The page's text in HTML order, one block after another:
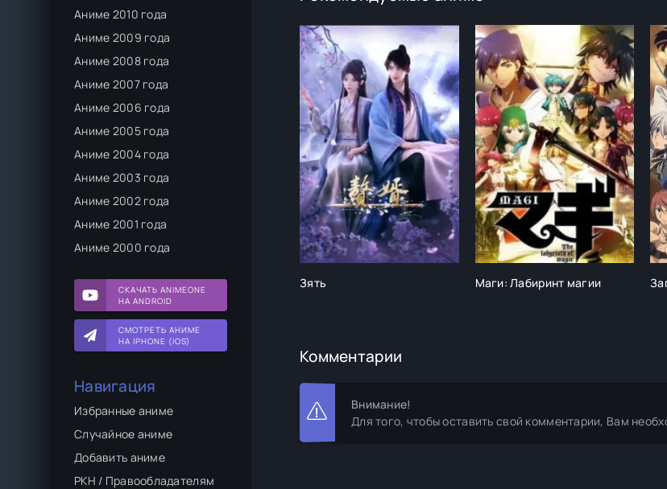
Аниме 2010 года
Аниме 2009 года
Аниме 2008 года
Аниме 2007 года
Аниме 2006 года
Аниме 2005 года
Аниме 2004 года
Аниме 2003 года
Аниме 2002 года
Аниме 2001 года
Аниме 2000 года
СКАЧАТЬ ANIMEONE
НА ANDROID
СМОТРЕТЬ АНИМЕ
НА IPHONE (IOS)
Навигация
Избранные аниме
Случайное аниме
Добавить аниме
РКН / Правообладателям
Зять Маги: Лабиринт магии
Комментарии
Внимание!
Для того, чтобы оставить свой комментарии, Вам